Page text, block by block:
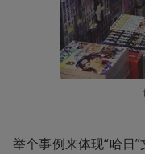
举个事例来体现“哈日